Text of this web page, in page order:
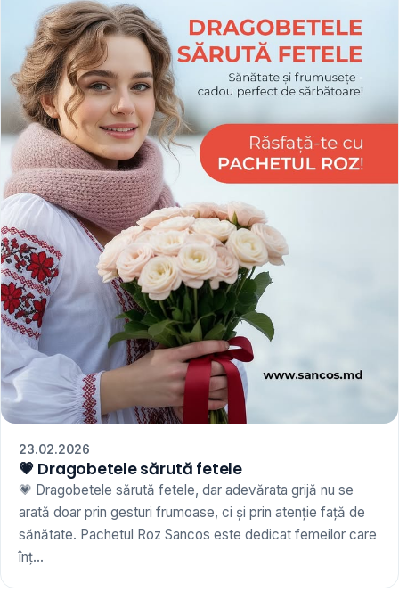
23.02.2026
💗 Dragobetele sărută fetele
💗 Dragobetele sărută fetele, dar adevărata grijă nu se
arată doar prin gesturi frumoase, ci și prin atenție față de
sănătate. Pachetul Roz Sancos este dedicat femeilor care
înț...